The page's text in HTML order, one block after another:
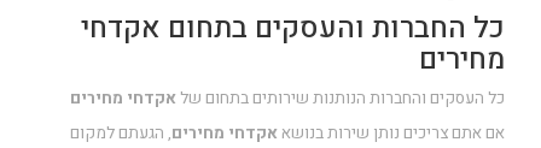
כל החברות והעסקים בתחום אקדחי
מחירים
כל העסקים והחברות הנותנות שירותים בתחום של אקדחי מחירים
אם אתם צריכים נותן שירות בנושא אקדחי מחירים, הגעתם למקום